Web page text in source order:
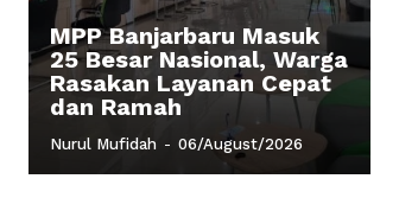
MPP Banjarbaru Masuk
25 Besar Nasional, Warga
Rasakan Layanan Cepat
dan Ramah
Nurul Mufidah - 06/August/2026